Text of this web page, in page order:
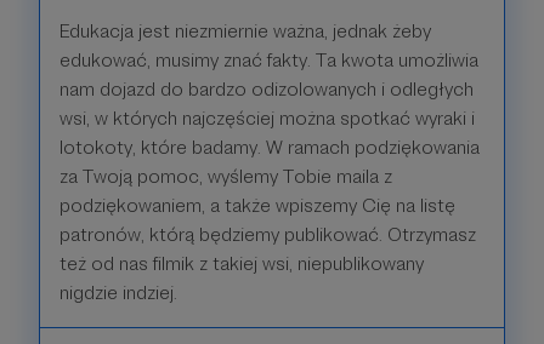
Edukacja jest niezmiernie ważna, jednak żeby
edukować, musimy znać fakty. Ta kwota umożliwia
nam dojazd do bardzo odizolowanych i odległych
wsi, w których najczęściej można spotkać wyraki i
lotokoty, które badamy. W ramach podziękowania
za Twoją pomoc, wyślemy Tobie maila z
podziękowaniem, a także wpiszemy Cię na listę
patronów, którą będziemy publikować. Otrzymasz
też od nas filmik z takiej wsi, niepublikowany
nigdzie indziej.